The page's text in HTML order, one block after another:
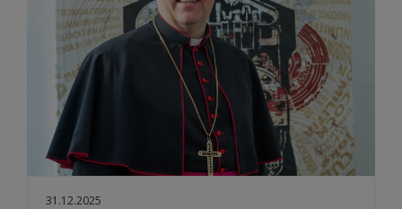
Apr 2026
Mär 2026
Feb 2026
Jan 2026
Dez 2025
Nov 2025
Okt 2025
Sep 2025
31.12.2025